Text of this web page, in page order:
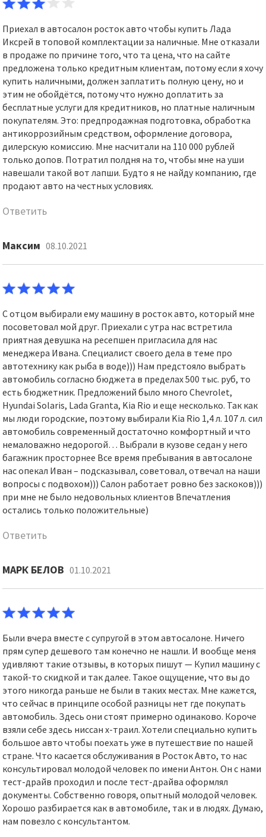
Приехал в автосалон росток авто чтобы купить Лада
Иксрей в топовой комплектации за наличные. Мне отказали
в продаже по причине того, что та цена, что на сайте
предложена только кредитным клиентам, потому если я хочу
купить наличными, должен заплатить полную цену, но и
этим не обойдётся, потому что нужно доплатить за
бесплатные услуги для кредитников, но платные наличным
покупателям. Это: предпродажная подготовка, обработка
антикоррозийным средством, оформление договора,
дилерскую комиссию. Мне насчитали на 110 000 рублей
только допов. Потратил полдня на то, чтобы мне на уши
навешали такой вот лапши. Будто я не найду компанию, где
продают авто на честных условиях.
Ответить
Максим 08.10.2021
С отцом выбирали ему машину в росток авто, который мне
посоветовал мой друг. Приехали с утра нас встретила
приятная девушка на ресепшен пригласила для нас
менеджера Ивана. Специалист своего дела в теме про
автотехнику как рыба в воде))) Нам предстояло выбрать
автомобиль согласно бюджета в пределах 500 тыс. руб, то
есть бюджетник. Предложений было много Chevrolet,
Hyundai Solaris, Lada Granta, Kia Rio и еще несколько. Так как
мы люди городские, поэтому выбирали Kia Rio 1,4 л. 107 л. сил
автомобиль современный достаточно комфортный и что
немаловажно недорогой… Выбрали в кузове седан у него
багажник просторнее Все время пребывания в автосалоне
нас опекал Иван – подсказывал, советовал, отвечал на наши
вопросы с подвохом))) Салон работает ровно без заскоков)))
при мне не было недовольных клиентов Впечатления
остались только положительные)
Ответить
МАРК БЕЛОВ 01.10.2021
Были вчера вместе с супругой в этом автосалоне. Ничего
прям супер дешевого там конечно не нашли. И вообще меня
удивляют такие отзывы, в которых пишут — Купил машину с
такой-то скидкой и так далее. Такое ощущение, что вы до
этого никогда раньше не были в таких местах. Мне кажется,
что сейчас в принципе особой разницы нет где покупать
автомобиль. Здесь они стоят примерно одинаково. Короче
взяли себе здесь ниссан х-траил. Хотели специально купить
большое авто чтобы поехать уже в путешествие по нашей
стране. Что касается обслуживания в Росток Авто, то нас
консультировал молодой человек по имени Антон. Он с нами
тест-драйв проходил и после тест-драйва оформлял
документы. Собственно говоря, опытный молодой человек.
Хорошо разбирается как в автомобиле, так и в людях. Думаю,
нам повезло с консультантом.